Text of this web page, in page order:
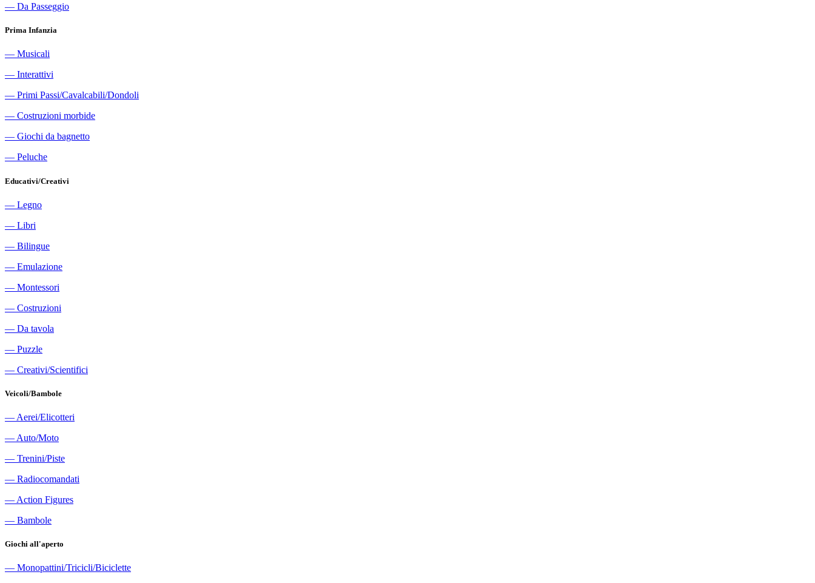
― Da Passeggio
Prima Infanzia
― Musicali
― Interattivi
― Primi Passi/Cavalcabili/Dondoli
― Costruzioni morbide
― Giochi da bagnetto
― Peluche
Educativi/Creativi
― Legno
― Libri
― Bilingue
― Emulazione
― Montessori
― Costruzioni
― Da tavola
― Puzzle
― Creativi/Scientifici
Veicoli/Bambole
― Aerei/Elicotteri
― Auto/Moto
― Trenini/Piste
― Radiocomandati
― Action Figures
― Bambole
Giochi all'aperto
― Monopattini/Tricicli/Biciclette